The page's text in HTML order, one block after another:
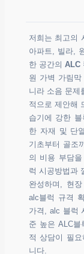
저희는 최고의
아파트, 빌라,
한 공간의ALC
원 가벽 가림
니라 소음 문제
적으로 제안해
습기에 강한
한 자재 및 단
기초부터 골조
의 비용 부담
럭 시공방법과
완성하며, 현
alc블럭 규격
가격, alc 블럭
준 높은 ALC블
적 상담이 필
니다.